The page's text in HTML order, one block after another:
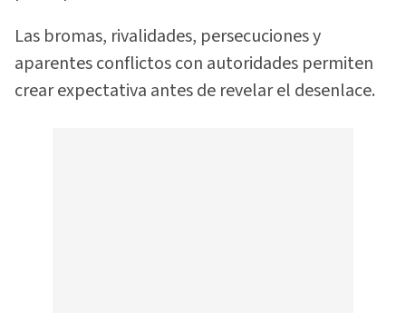
Las bromas, rivalidades, persecuciones y
aparentes conflictos con autoridades permiten
crear expectativa antes de revelar el desenlace.